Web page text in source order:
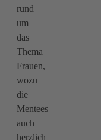
rund
um
das
Thema
Frauen,
wozu
die
Mentees
auch
herzlich